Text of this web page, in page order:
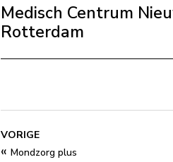
Medisch Centrum
Rotterdam
VORIGE
« Mondzorg plus